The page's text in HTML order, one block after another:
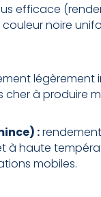
efficace
noire
légèrement
cher à produire
:
à haute
mobiles.